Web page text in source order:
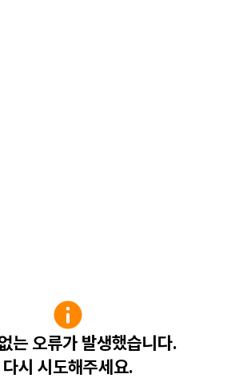
는 오류가 발생했습니다.
다시 시도해주세요.